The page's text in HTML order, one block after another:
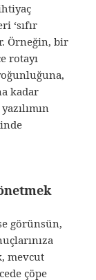
‘sıfır
Örneğin, bir
rotayı
kadar
görünsün,
mevcut
çöpe